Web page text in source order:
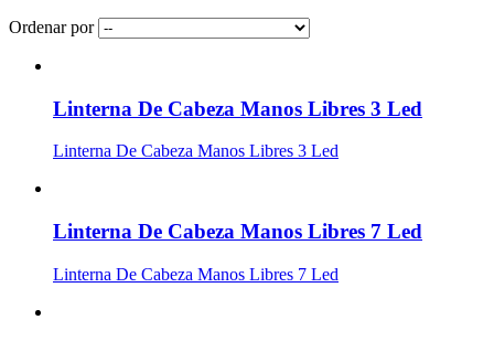
Ordenar por
Linterna De Cabeza Manos Libres 3 Led
Linterna De Cabeza Manos Libres 3 Led
Linterna De Cabeza Manos Libres 7 Led
Linterna De Cabeza Manos Libres 7 Led